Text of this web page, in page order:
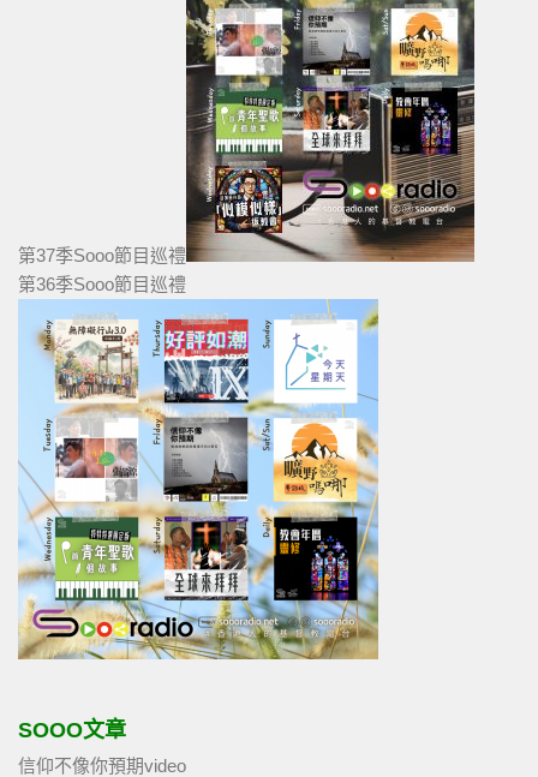
第37季Sooo節目巡禮
第36季Sooo節目巡禮
SOOO文章
信仰不像你預期video